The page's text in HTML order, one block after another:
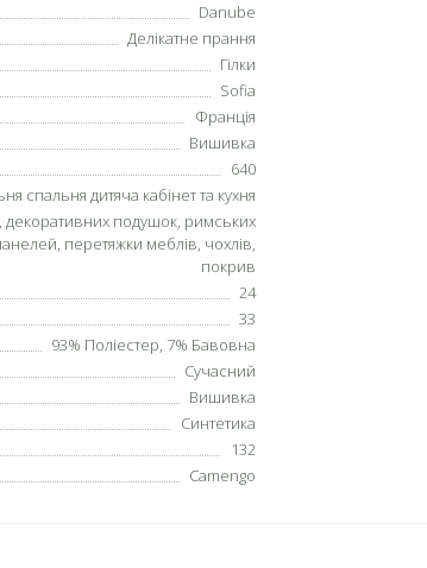
Danube
Делікатне прання
Гілки
Sofia
Франція
Вишивка
640
спальня дитяча кабінет та кухня
декоративних подушок, римських
перетяжки меблів, чохлів,
покрив
24
33
93% Поліестер, 7% Бавовна
Сучасний
Вишивка
Синтетика
132
Camengo